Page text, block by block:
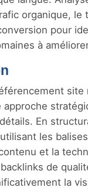
organique, le
pour
à
site
approche
En
les
et la
de
la